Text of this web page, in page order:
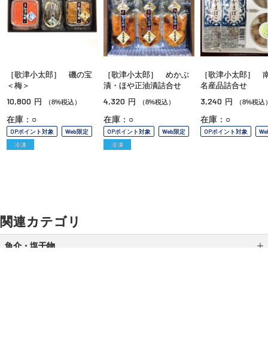
［歌津小太郎］ 磯の宝
＜梅＞
10,800 円 （8%税込）
在庫：○
OPポイント対象
Web限定
冷凍
［歌津小太郎］ めかぶ
漬・ほや正油漬詰合せ
4,320 円 （8%税込）
在庫：○
OPポイント対象
Web限定
冷凍
［歌津小太郎］
名産品詰合せ
3,240 円 （8%税込
在庫：○
OPポイント対象
関連カテゴリ
魚介・塩干物